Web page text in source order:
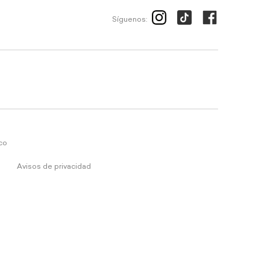
Síguenos:
Avisos de privacidad